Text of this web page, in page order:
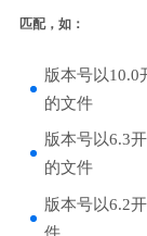
匹配，如：
版本号以10.0
的文件
版本号以6.3
的文件
版本号以6.2
件